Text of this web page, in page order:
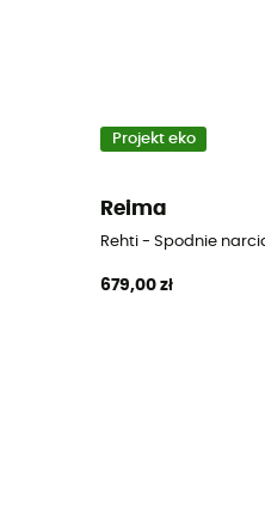
Projekt eko
Reima
Rehti - Spodnie
679,00 zł